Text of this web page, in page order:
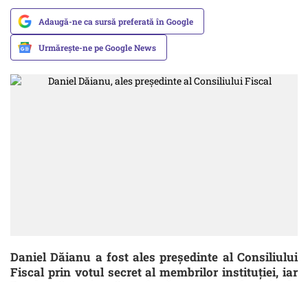
Adaugă-ne ca sursă preferată în Google
Urmărește-ne pe Google News
Daniel Dăianu a fost ales preşedinte al Consiliului
Fiscal prin votul secret al membrilor instituţiei, iar